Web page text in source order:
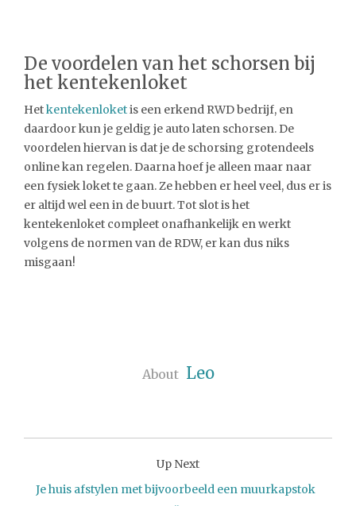
De voordelen van het schorsen bij
het kentekenloket
Hetkentekenloketis een erkend RWD bedrijf, en
daardoor kun je geldig je auto laten schorsen. De
voordelen hiervan is dat je de schorsing grotendeels
online kan regelen. Daarna hoef je alleen maar naar
een fysiek loket te gaan. Ze hebben er heel veel, dus er is
er altijd wel een in de buurt. Tot slot is het
kentekenloket compleet onafhankelijk en werkt
volgens de normen van de RDW, er kan dus niks
misgaan!
About Leo
Up Next
Je huis afstylen met bijvoorbeeld een muurkapstok